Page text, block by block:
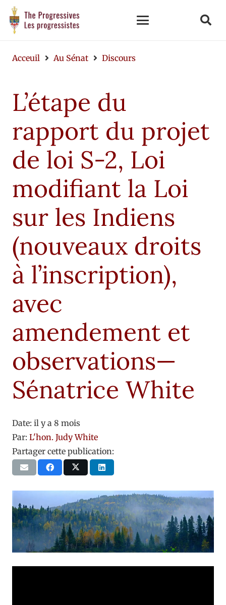
Acceuil Au Sénat Discours
L’étape du
rapport du projet
de loi S-2, Loi
modifiant la Loi
sur les Indiens
(nouveaux droits
à l’inscription),
avec
amendement et
observations—
Sénatrice White
Date: il y a 8 mois
Par: L'hon. Judy White
Partager cette publication: